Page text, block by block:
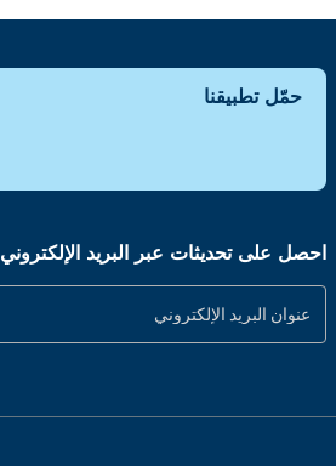
حمّل تطبيقنا
احصل على تحديثات عبر البريد الإلكتروني